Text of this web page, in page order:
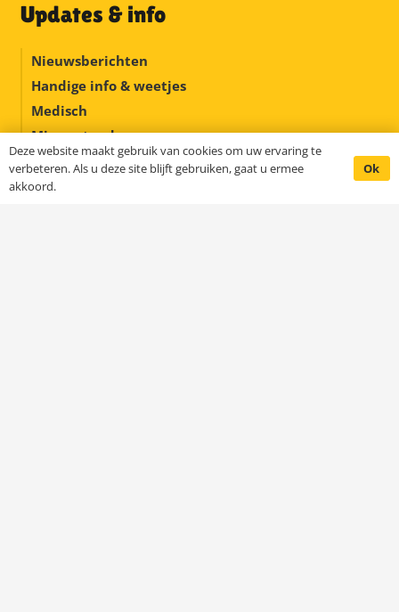
Updates & info
Nieuwsberichten
Handige info & weetjes
Medisch
Misverstanden
Buitenlandse hondenrassen
Schoolpakket
Deze website maakt gebruik van cookies om uw ervaring te
verbeteren. Als u deze site blijft gebruiken, gaat u ermee
akkoord.
Ok